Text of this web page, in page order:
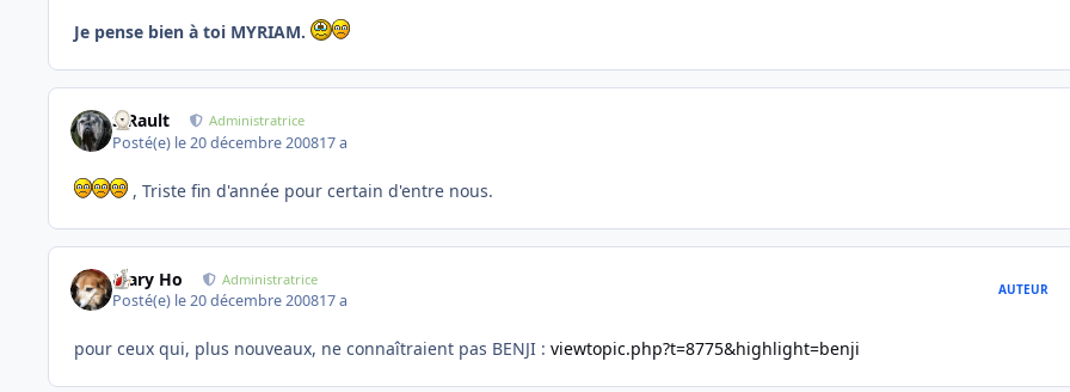
Je pense bien à toi MYRIAM.
S.Rault Administratrice
Posté(e) le 20 décembre 200817 a
, Triste fin d'année pour certain d'entre nous.
Mary Ho Administratrice
Posté(e) le 20 décembre 200817 a
AUTEUR
pour ceux qui, plus nouveaux, ne connaîtraient pas BENJI : viewtopic.php?t=8775&highlight=benji